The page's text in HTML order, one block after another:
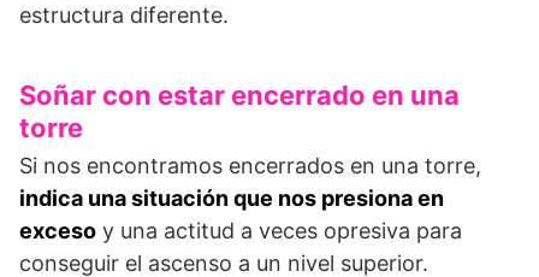
estructura diferente.
Soñar con estar encerrado en una
torre
Si nos encontramos encerrados en una torre,
indica una situación que nos presiona en
exceso y una actitud a veces opresiva para
conseguir el ascenso a un nivel superior.